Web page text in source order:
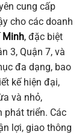
cung cấp
cho các doanh
Minh, đặc biệt
3, Quận 7, và
đa dạng, bao
kế hiện đại,
và nhỏ,
phát triển. Các
lợi, giao thông